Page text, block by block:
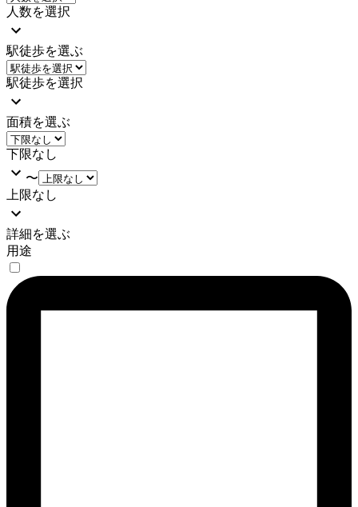
人数を選択
駅徒歩を選ぶ
駅徒歩を選択
面積を選ぶ
下限なし
〜
上限なし
詳細を選ぶ
用途